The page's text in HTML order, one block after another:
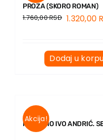
PROZA (SKORO ROMAN)
1.760,00RSD 1.320,00
Dodaj u
Akcija!
KO JE BIO IVO ANDRIĆ.